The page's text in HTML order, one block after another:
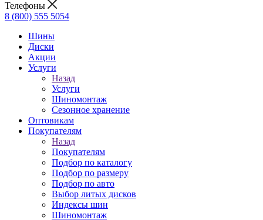
Телефоны
8 (800) 555 5054
Шины
Диски
Акции
Услуги
Назад
Услуги
Шиномонтаж
Сезонное хранение
Оптовикам
Покупателям
Назад
Покупателям
Подбор по каталогу
Подбор по размеру
Подбор по авто
Выбор литых дисков
Индексы шин
Шиномонтаж